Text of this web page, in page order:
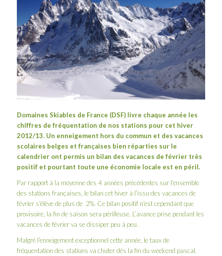
Domaines Skiables de France (DSF) livre chaque année les
chiffres de fréquentation de nos stations pour cet hiver
2012/13. Un enneigement hors du commun et des vacances
scolaires belges et françaises bien réparties sur le
calendrier ont permis un bilan des vacances de février très
positif et pourtant toute une économie locale est en péril.
Par rapport à la moyenne des 4 années précédentes sur l’ensemble
des stations françaises, le bilan cet hiver à l’issu des vacances de
février s’élève de plus de 2%. Ce bilan positif n’est cependant que
provisoire, la fin de saison sera périlleuse. L’avance prise pendant les
vacances de février va se dissiper peu à peu.
Malgré l’enneigement exceptionnel cette année, le taux de
fréquentation des stations va chuter dès la fin du weekend pascal.